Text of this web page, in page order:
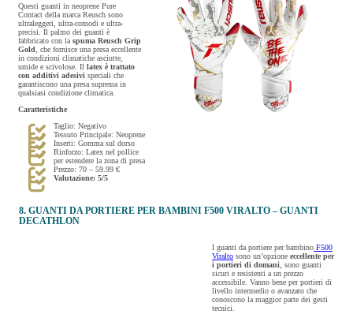
Questi guanti in neoprene Pure
Contact della marca Reusch sono
ultraleggeri, ultra-comodi e ultra-
precisi. Il palmo dei guanti è
fabbricato con la spuma Reusch Grip
Gold , che fornisce una presa eccellente
in condizioni climatiche asciutte,
umide e scivolose. Il latex è trattato
con additivi adesivi speciali che
garantiscono una presa suprema in
qualsiasi condizione climatica.
Caratteristiche
Taglio: Negativo
Tessuto Principale: Neoprene
Inserti: Gomma sul dorso
Rinforzo: Latex nel pollice
per estendere la zona di presa
Prezzo: 70 – 59.99 €
Valutazione: 5/5
8. GUANTI DA PORTIERE PER BAMBINI F500 VIRALTO – GUANTI
DECATHLON
I guanti da portiere per bambino F500
Viralto sono un’opzione eccellente per
i portieri di domani, sono guanti
sicuri e resistenti a un prezzo
accessibile. Vanno bene per portieri di
livello intermedio o avanzato che
conoscono la maggior parte dei gesti
tecnici.